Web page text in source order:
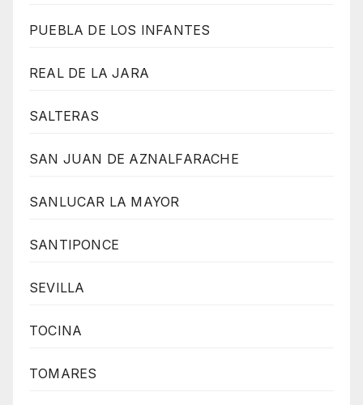
PUEBLA DE LOS INFANTES
REAL DE LA JARA
SALTERAS
SAN JUAN DE AZNALFARACHE
SANLUCAR LA MAYOR
SANTIPONCE
SEVILLA
TOCINA
TOMARES